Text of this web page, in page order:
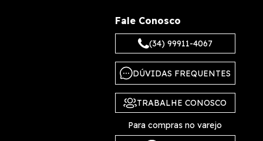
Fale Conosco
(34) 99911-4067
DÚVIDAS FREQUENTES
TRABALHE CONOSCO
Para compras no varejo